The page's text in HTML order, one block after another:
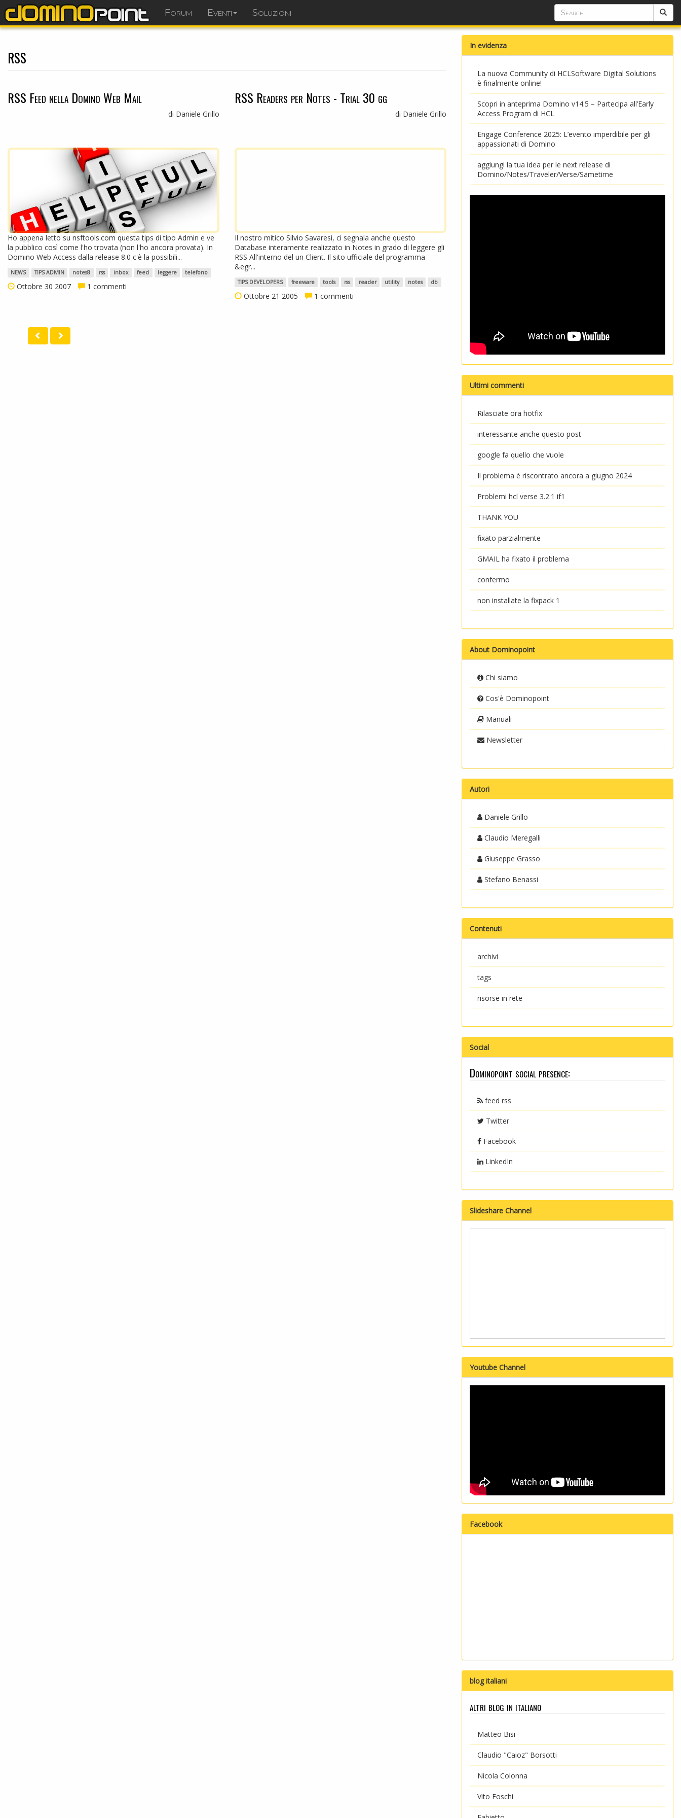
Forum Eventi Soluzioni
rss
RSS Feed nella Domino Web Mail
di Daniele Grillo
Ho appena letto su nsftools.com questa tips di tipo Admin e ve
la pubblico così come l'ho trovata (non l'ho ancora provata). In
Domino Web Access dalla release 8.0 c'è la possibili...
NEWS TIPS ADMIN notes8 rss inbox feed leggere telefono
Ottobre 30 2007 1 commenti
RSS Readers per Notes - Trial 30 gg
di Daniele Grillo
Il nostro mitico Silvio Savaresi, ci segnala anche questo
Database interamente realizzato in Notes in grado di leggere gli
RSS All'interno del un Client. Il sito ufficiale del programma
&egr...
TIPS DEVELOPERS freeware tools rss reader utility notes db
Ottobre 21 2005 1 commenti
In evidenza
La nuova Community di HCLSoftware Digital Solutions
è finalmente online!
Scopri in anteprima Domino v14.5 – Partecipa all’Early
Access Program di HCL
Engage Conference 2025: L’evento imperdibile per gli
appassionati di Domino
aggiungi la tua idea per le next release di
Domino/Notes/Traveler/Verse/Sametime
Ultimi commenti
Rilasciate ora hotfix
interessante anche questo post
google fa quello che vuole
Il problema è riscontrato ancora a giugno 2024
Problemi hcl verse 3.2.1 if1
THANK YOU
fixato parzialmente
GMAIL ha fixato il problema
confermo
non installate la fixpack 1
About Dominopoint
Chi siamo
Cos'è Dominopoint
Manuali
Newsletter
Autori
Daniele Grillo
Claudio Meregalli
Giuseppe Grasso
Stefano Benassi
Contenuti
archivi
tags
risorse in rete
Social
Dominopoint social presence:
feed rss
Twitter
Facebook
LinkedIn
Slideshare Channel
Youtube Channel
Facebook
blog italiani
altri blog in italiano
Matteo Bisi
Claudio "Caioz" Borsotti
Nicola Colonna
Vito Foschi